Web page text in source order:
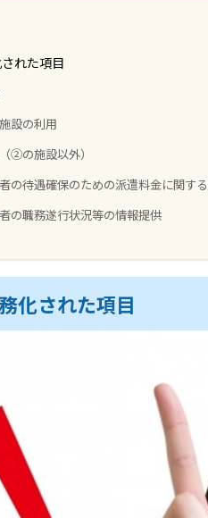
れた項目
設の利用
②の施設以外）
の待遇確保のための派遣料金に関す
の職務遂行状況等の情報提供
化された項目